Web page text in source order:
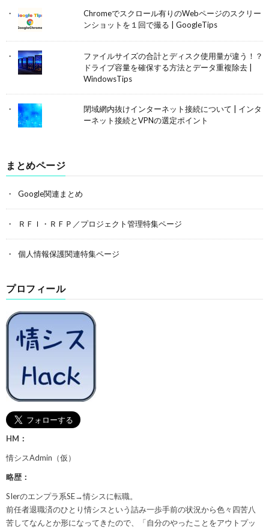
Chromeでスクロール有りのWebページのスクリー
ンショットを１回で撮る | GoogleTips
ファイルサイズの合計とディスク使用量が違う！？
ドライブ容量を確保する方法とデータ重複除去 |
WindowsTips
閉域網内抜けインターネット接続について | インタ
ーネット接続とVPNの選定ポイント
まとめページ
Google関連まとめ
ＲＦＩ・ＲＦＰ／プロジェクト管理特集ページ
個人情報保護関連特集ページ
プロフィール
HM：
情シスAdmin（仮）
略歴：
SIerのエンプラ系SE→情シスに転職。
前任者退職済のひとり情シスという詰み一歩手前の状況から色々四苦八
苦してなんとか形になってきたので、「自分のやったことをアウトプッ